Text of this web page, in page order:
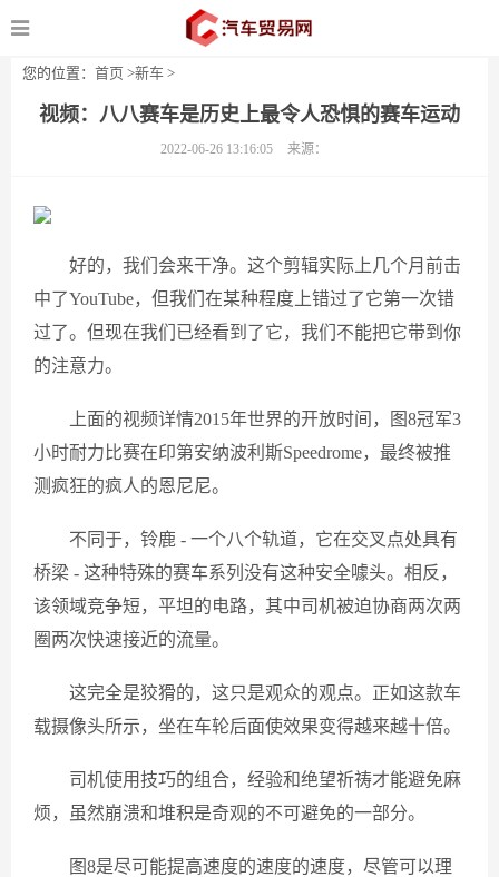
您的位置： 首页 >新车 >
视频：八八赛车是历史上最令人恐惧的赛车运动
2022-06-26 13:16:05 来源：
好的，我们会来干净。这个剪辑实际上几个月前击
中了YouTube，但我们在某种程度上错过了它第一次错
过了。但现在我们已经看到了它，我们不能把它带到你
的注意力。
上面的视频详情2015年世界的开放时间，图8冠军3
小时耐力比赛在印第安纳波利斯Speedrome，最终被推
测疯狂的疯人的恩尼尼。
不同于，铃鹿 - 一个八个轨道，它在交叉点处具有
桥梁 - 这种特殊的赛车系列没有这种安全噱头。相反，
该领域竞争短，平坦的电路，其中司机被迫协商两次两
圈两次快速接近的流量。
这完全是狡猾的，这只是观众的观点。正如这款车
载摄像头所示，坐在车轮后面使效果变得越来越十倍。
司机使用技巧的组合，经验和绝望祈祷才能避免麻
烦，虽然崩溃和堆积是奇观的不可避免的一部分。
图8是尽可能提高速度的速度的速度，尽管可以理